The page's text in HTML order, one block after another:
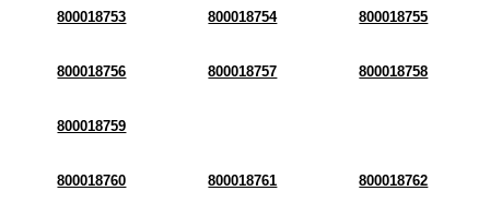
800018753 800018754 800018755
800018756 800018757 800018758
800018759
800018760 800018761 800018762